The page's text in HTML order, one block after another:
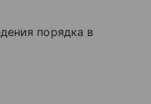
порядка в